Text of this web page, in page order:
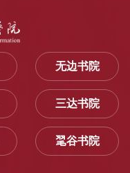
无边书院
三达书院
毣谷书院